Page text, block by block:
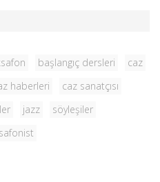
başlangıç dersleri
caz
haberleri
caz sanatçısı
jazz
söyleşiler